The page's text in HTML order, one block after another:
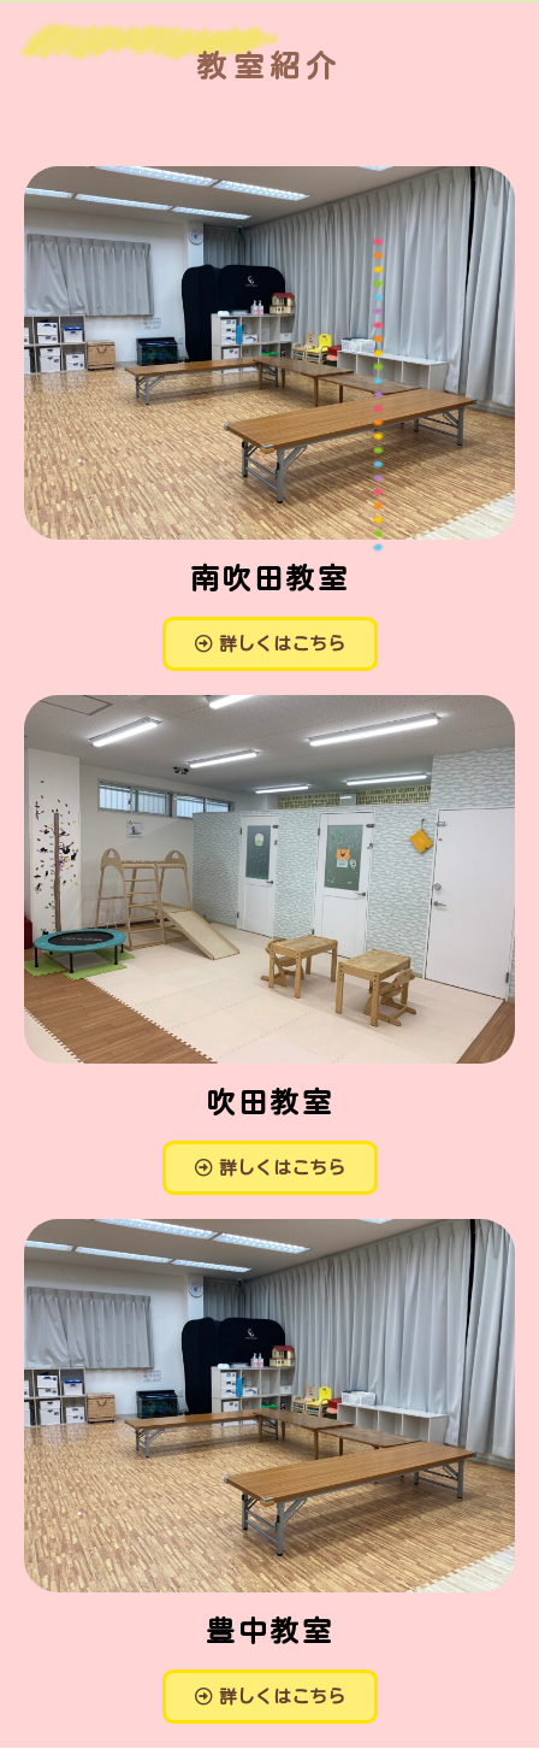
教室紹介
南吹田教室
詳しくはこちら
吹田教室
詳しくはこちら
豊中教室
詳しくはこちら